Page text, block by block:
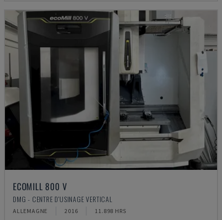
ECOMILL 800 V
DMG - CENTRE D'USINAGE VERTICAL
ALLEMAGNE 2016 11.898 HRS